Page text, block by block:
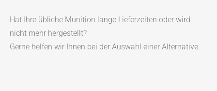
Hat Ihre übliche Munition lange Lieferzeiten oder wird
nicht mehr hergestellt?
Gerne helfen wir Ihnen bei der Auswahl einer Alternative.